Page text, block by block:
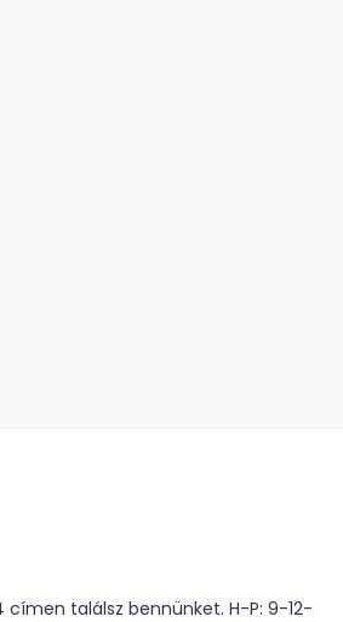
címen találsz bennünket. H-P: 9-12-